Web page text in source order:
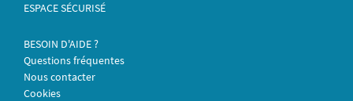
ESPACE SÉCURISÉ
BESOIN D'AIDE ?
Questions fréquentes
Nous contacter
Cookies